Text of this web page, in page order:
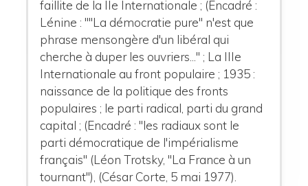
faillite de la IIe Internationale ; (Encadré :
Lénine : ""La démocratie pure" n'est que
phrase mensongère d'un libéral qui
cherche à duper les ouvriers..." ; La IIIe
Internationale au front populaire ; 1935 :
naissance de la politique des fronts
populaires ; le parti radical, parti du grand
capital ; (Encadré : "les radiaux sont le
parti démocratique de l'impérialisme
français" (Léon Trotsky, "La France à un
tournant"), (César Corte, 5 mai 1977).